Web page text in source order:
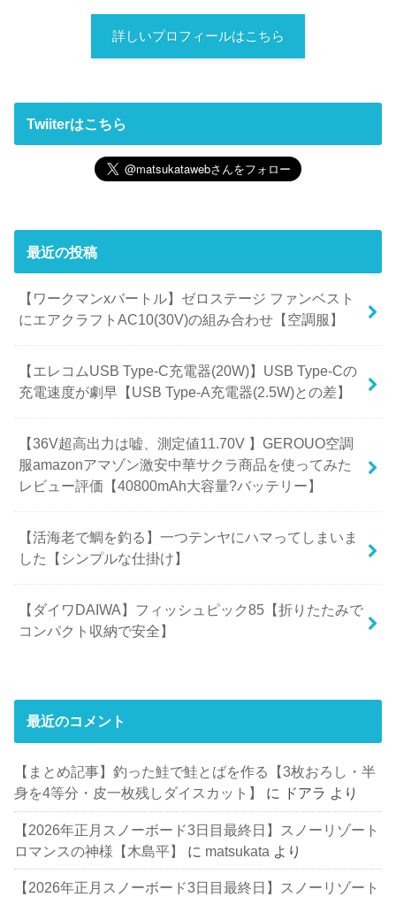
詳しいプロフィールはこちら
Twiiterはこちら
最近の投稿
【ワークマンxバートル】ゼロステージ ファンベスト
にエアクラフトAC10(30V)の組み合わせ【空調服】
【エレコムUSB Type-C充電器(20W)】USB Type-Cの
充電速度が劇早【USB Type-A充電器(2.5W)との差】
【36V超高出力は嘘、測定値11.70V 】GEROUO空調
服amazonアマゾン激安中華サクラ商品を使ってみた
レビュー評価【40800mAh大容量?バッテリー】
【活海老で鯛を釣る】一つテンヤにハマってしまいま
した【シンプルな仕掛け】
【ダイワDAIWA】フィッシュピック85【折りたたみで
コンパクト収納で安全】
最近のコメント
【まとめ記事】釣った鮭で鮭とばを作る【3枚おろし・半
身を4等分・皮一枚残しダイスカット】
に ドアラ より
【2026年正月スノーボード3日目最終日】スノーリゾート
ロマンスの神様【木島平】
に matsukata より
【2026年正月スノーボード3日目最終日】スノーリゾート